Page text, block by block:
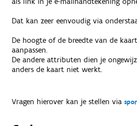
Dat kan zeer eenvoudig via
De hoogte of de breedte van de
aanpassen.
De andere attributen dien je
anders de kaart niet werkt.
Vragen hierover kan je stellen via